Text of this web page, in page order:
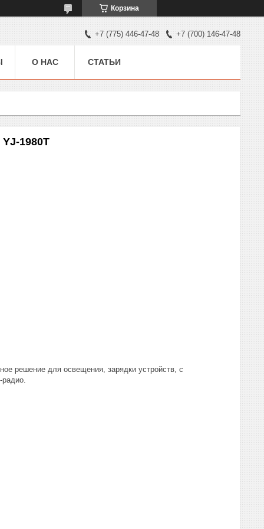
Корзина
+7 (775) 446-47-48 +7 (700) 146-47-48
О НАС СТАТЬИ
1980T
решение для освещения, зарядки устройств, с